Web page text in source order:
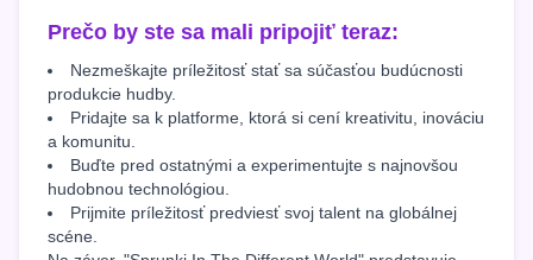
Prečo by ste sa mali pripojiť teraz:
Nezmeškajte príležitosť stať sa súčasťou budúcnosti
produkcie hudby.
Pridajte sa k platforme, ktorá si cení kreativitu, inováciu
a komunitu.
Buďte pred ostatnými a experimentujte s najnovšou
hudobnou technológiou.
Prijmite príležitosť predviesť svoj talent na globálnej
scéne.